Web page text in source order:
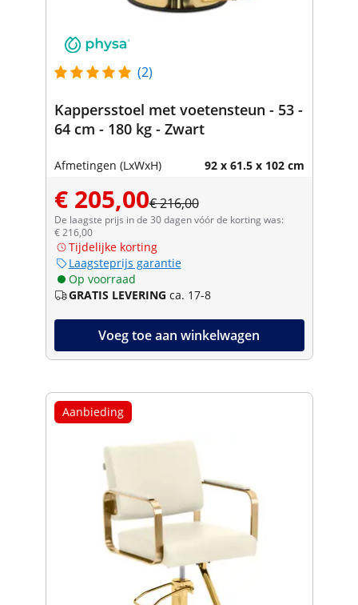
(2)
Kappersstoel met voetensteun - 53 -
64 cm - 180 kg - Zwart
Afmetingen (LxWxH) 92 x 61.5 x 102 cm
€ 205,00€ 216,00
De laagste prijs in de 30 dagen vóór de korting was:
€ 216,00
Tijdelijke korting
Laagsteprijs garantie
Op voorraad
GRATIS LEVERING ca. 17-8
Voeg toe aan winkelwagen
Aanbieding